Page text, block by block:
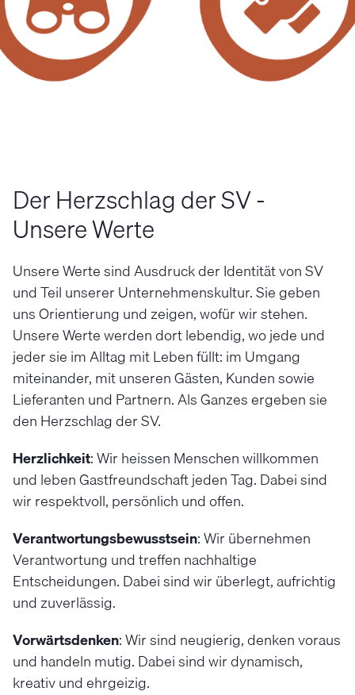
Der Herzschlag der SV -
Unsere Werte
Unsere Werte sind Ausdruck der Identität von SV
und Teil unserer Unternehmenskultur. Sie geben
uns Orientierung und zeigen, wofür wir stehen.
Unsere Werte werden dort lebendig, wo jede und
jeder sie im Alltag mit Leben füllt: im Umgang
miteinander, mit unseren Gästen, Kunden sowie
Lieferanten und Partnern. Als Ganzes ergeben sie
den Herzschlag der SV.
Herzlichkeit: Wir heissen Menschen willkommen
und leben Gastfreundschaft jeden Tag. Dabei sind
wir respektvoll, persönlich und offen.
Verantwortungsbewusstsein: Wir übernehmen
Verantwortung und treffen nachhaltige
Entscheidungen. Dabei sind wir überlegt, aufrichtig
und zuverlässig.
Vorwärtsdenken: Wir sind neugierig, denken voraus
und handeln mutig. Dabei sind wir dynamisch,
kreativ und ehrgeizig.